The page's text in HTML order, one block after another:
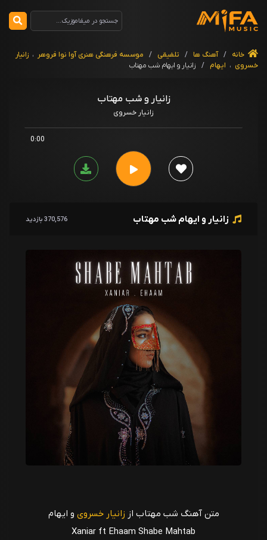
خانه / آهنگ ها / تلفیقی / موسسه فرهنگی هنری آوا نوا فروهر ، زانیار
خسروی ، ایهام / زانیار و ایهام شب مهتاب
زانیار و شب مهتاب
زانیار خسروی
0:00
زانیار و ایهام شب مهتاب 370,576 بازدید
متن آهنگ شب مهتاب از زانیار خسروی و ایهام
Xaniar ft Ehaam Shabe Mahtab